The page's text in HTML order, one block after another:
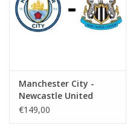
Manchester City -
Newcastle United
€149,00